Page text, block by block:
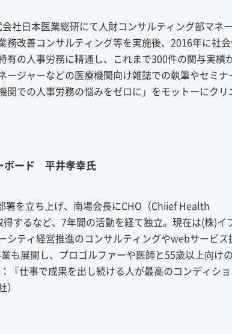
社日本医業総研にて人財コンサルティング部マネー
務改善コンサルティング等を実施後、2016年に社
有の人事労務に精通し、これまで300件の関与実績
ージャーなどの医療機関向け雑誌での執筆やセミナ
での人事労務の悩みをゼロに」をモットーにクリ
ボード 平井孝幸氏
署を立ち上げ、南場会長にCHO（Chiief Health
するなど、7年間の活動を経て独立。現在は(株)イ
シティ経営推進のコンサルティングやwebサービス
も展開し、プロゴルファーや医師と55歳以上向け
『仕事で成果を出し続ける人が最高のコンディショ
）